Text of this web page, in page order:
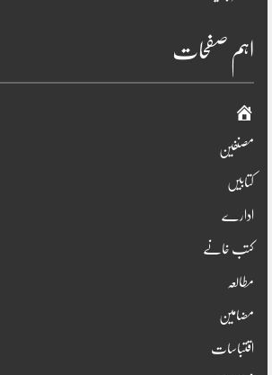
اہم صفحات
صفحہ
اوّل
مصنفین
کتابیں
ادارے
کتب خانے
مطالعہ
مضامین
اقتباسات